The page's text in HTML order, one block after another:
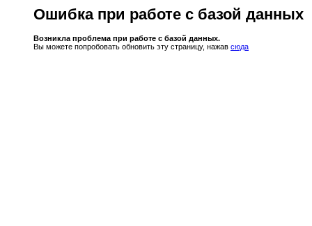
Ошибка при работе с базой данных
Возникла проблема при работе с базой данных.
Вы можете попробовать обновить эту страницу, нажав сюда